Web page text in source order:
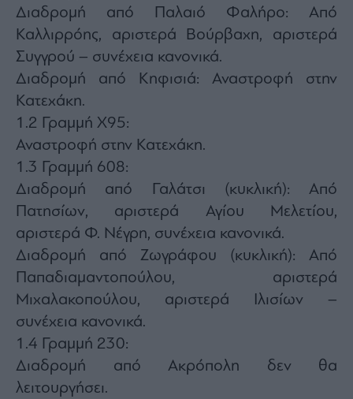
Διαδρομή από Παλαιό Φαλήρο: Από
Καλλιρρόης, αριστερά Βούρβαχη, αριστερά
Συγγρού – συνέχεια κανονικά.
Διαδρομή από Κηφισιά: Αναστροφή στην
Κατεχάκη.
1.2 Γραμμή Χ95:
Αναστροφή στην Κατεχάκη.
1.3 Γραμμή 608:
Διαδρομή από Γαλάτσι (κυκλική): Από
Πατησίων, αριστερά Αγίου Μελετίου,
αριστερά Φ. Νέγρη, συνέχεια κανονικά.
Διαδρομή από Ζωγράφου (κυκλική): Από
Παπαδιαμαντοπούλου, αριστερά
Μιχαλακοπούλου, αριστερά Ιλισίων –
συνέχεια κανονικά.
1.4 Γραμμή 230:
Διαδρομή από Ακρόπολη δεν θα
λειτουργήσει.